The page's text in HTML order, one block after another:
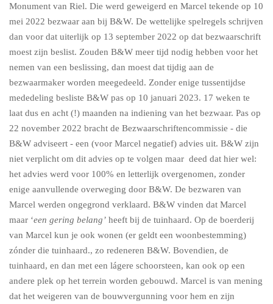
Monument van Riel. Die werd geweigerd en Marcel tekende op 10
mei 2022 bezwaar aan bij B&W. De wettelijke spelregels schrijven
dan voor dat uiterlijk op 13 september 2022 op dat bezwaarschrift
moest zijn beslist. Zouden B&W meer tijd nodig hebben voor het
nemen van een beslissing, dan moest dat tijdig aan de
bezwaarmaker worden meegedeeld. Zonder enige tussentijdse
mededeling besliste B&W pas op 10 januari 2023. 17 weken te
laat dus en acht (!) maanden na indiening van het bezwaar. Pas op
22 november 2022 bracht de Bezwaarschriftencommissie - die
B&W adviseert - een (voor Marcel negatief) advies uit. B&W zijn
niet verplicht om dit advies op te volgen maar deed dat hier wel:
het advies werd voor 100% en letterlijk overgenomen, zonder
enige aanvullende overweging door B&W. De bezwaren van
Marcel werden ongegrond verklaard. B&W vinden dat Marcel
maar ‘een gering belang’ heeft bij de tuinhaard. Op de boerderij
van Marcel kun je ook wonen (er geldt een woonbestemming)
zónder die tuinhaard., zo redeneren B&W. Bovendien, de
tuinhaard, en dan met een lágere schoorsteen, kan ook op een
andere plek op het terrein worden gebouwd. Marcel is van mening
dat het weigeren van de bouwvergunning voor hem en zijn